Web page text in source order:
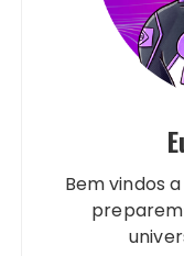
Bem vindos